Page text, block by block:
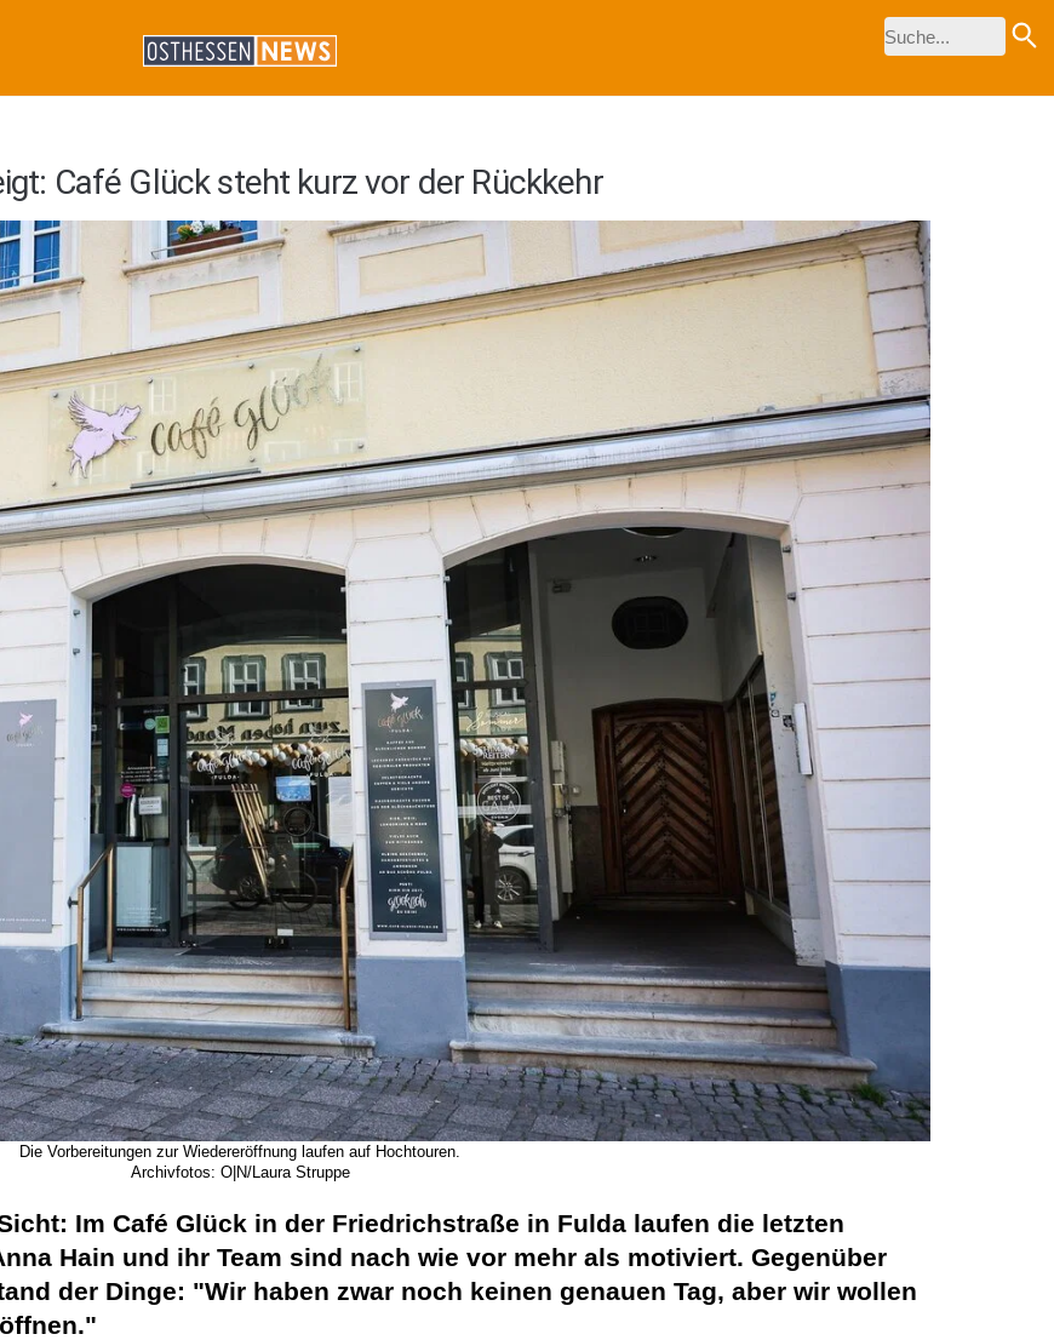
Café Glück steht kurz vor der Rückkehr
Die Vorbereitungen zur Wiedereröffnung laufen auf Hochtouren.
Archivfotos: O|N/Laura Struppe
Im Café Glück in der Friedrichstraße in Fulda laufen die letzten
Hain und ihr Team sind nach wie vor mehr als motiviert. Gegenüber
der Dinge: "Wir haben zwar noch keinen genauen Tag, aber wir wollen